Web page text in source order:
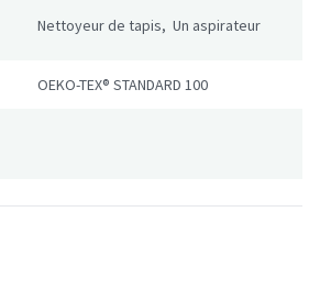
Nettoyeur de tapis, Un aspirateur
OEKO-TEX® STANDARD 100